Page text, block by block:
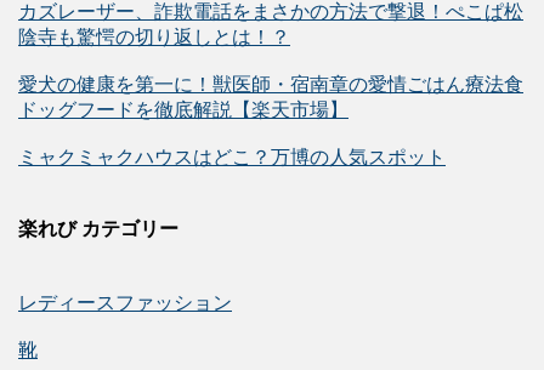
カズレーザー、詐欺電話をまさかの方法で撃退！ぺこぱ松
陰寺も驚愕の切り返しとは！？
愛犬の健康を第一に！獣医師・宿南章の愛情ごはん療法食
ドッグフードを徹底解説【楽天市場】
ミャクミャクハウスはどこ？万博の人気スポット
楽れび カテゴリー
レディースファッション
靴